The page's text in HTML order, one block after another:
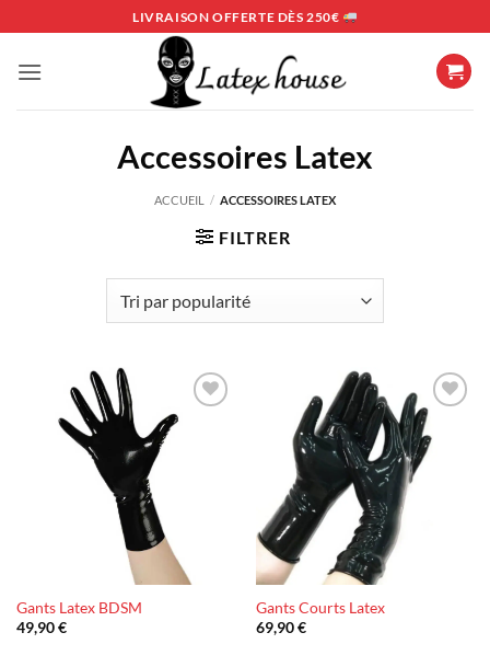
au
contenu
LIVRAISON OFFERTE DÈS 250€
Accessoires Latex
ACCUEIL / ACCESSOIRES LATEX
FILTRER
Gants Latex BDSM
49,90€
Ajouter
à la liste
d’envies
Gants Courts Latex
69,90€